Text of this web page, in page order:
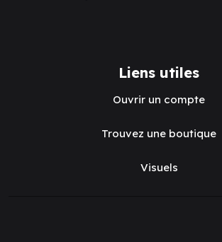
Liens utiles
Ouvrir un compte
Trouvez une boutique
Visuels